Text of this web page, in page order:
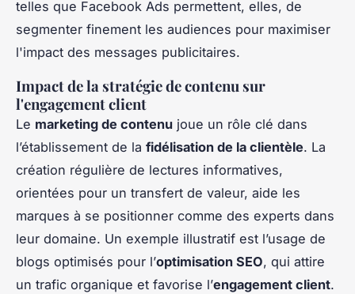
telles que Facebook Ads permettent, elles, de
segmenter finement les audiences pour maximiser
l'impact des messages publicitaires.
Impact de la stratégie de contenu sur
l'engagement client
Le marketing de contenu joue un rôle clé dans
l’établissement de la fidélisation de la clientèle. La
création régulière de lectures informatives,
orientées pour un transfert de valeur, aide les
marques à se positionner comme des experts dans
leur domaine. Un exemple illustratif est l’usage de
blogs optimisés pour l’optimisation SEO, qui attire
un trafic organique et favorise l’engagement client.